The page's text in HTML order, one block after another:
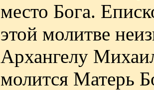
место Бога.
этой молитве
Архангелу
молится Матерь